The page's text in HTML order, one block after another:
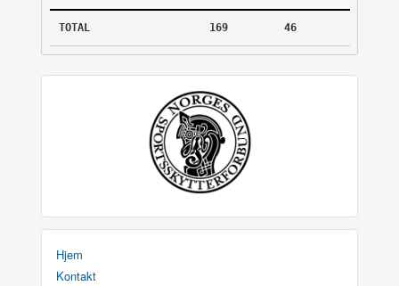
TOTAL 169 46
Hjem
Kontakt